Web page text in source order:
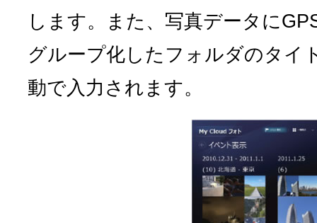
します。また、写真データに
グループ化したフォルダのタイ
動で入力されます。